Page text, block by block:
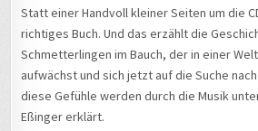
Statt einer Handvoll kleiner Seiten um die
richtiges Buch. Und das erzählt die
Schmetterlingen im Bauch, der in einer
aufwächst und sich jetzt auf die Suche
diese Gefühle werden durch die Musik
Eßinger erklärt.